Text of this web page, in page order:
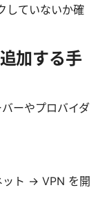
していないか確
加する手
ーやプロバイダ
ット → VPN を開